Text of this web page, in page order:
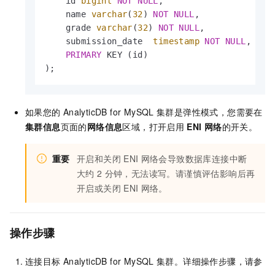
    name
varchar( 32) NOT NULL ,
    grade
varchar (32) NOT NULL ,
    submission_date
timestamp NOT NULL ,
PRIMARY KEY (id)
);
如果您的 AnalyticDB for MySQL 集群是弹性模式，您需要在
集群信息页面的网络信息区域，打开启用 ENI 网络的开关。
重要 开启和关闭 ENI 网络会导致数据库连接中断
大约 2 分钟，无法读写。请谨慎评估影响后再
开启或关闭 ENI 网络。
操作步骤
连接目标 AnalyticDB for MySQL 集群。详细操作步骤，请参